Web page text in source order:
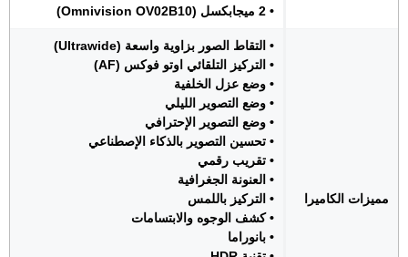
• 2 ميجابكسل (Omnivision OV02B10)
مميزات الكاميرا
• التقاط الصور بزاوية واسعة (Ultrawide)
• التركيز التلقائي اوتو فوكس (AF)
• وضع عزل الخلفية
• وضع التصوير الليلي
• وضع التصوير الإحترافي
• تحسين التصوير بالذكاء الإصطناعي
• تقريب رقمي
• العنونة الجغرافية
• التركيز باللمس
• كشف الوجوه والابتسامات
• بانوراما